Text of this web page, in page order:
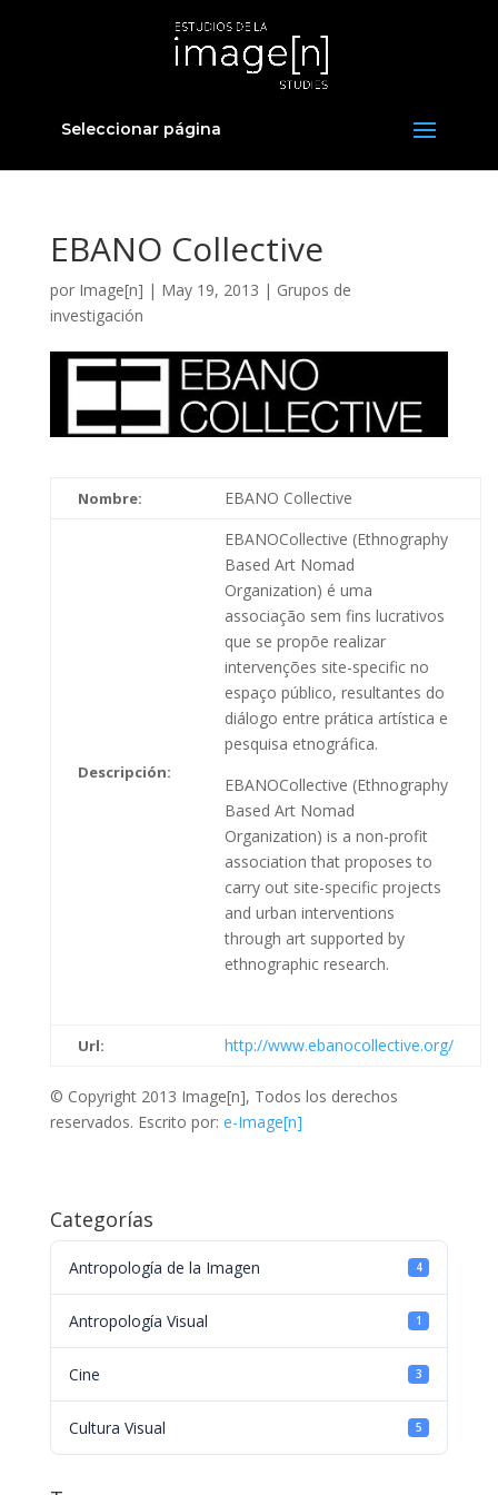
Seleccionar página
EBANO Collective​
por Image[n] | May 19, 2013 | Grupos de
investigación
Nombre: EBANO Collective
Descripción:
EBANOCollective (Ethnography
Based Art Nomad
Organization) é uma
associação sem fins lucrativos
que se propõe realizar
intervenções site-specific no
espaço público, resultantes do
diálogo entre prática artística e
pesquisa etnográfica.​
EBANOCollective (Ethnography
Based Art Nomad
Organization) is a non-profit
association that proposes to
carry out site-specific projects
and urban interventions
through art supported by
ethnographic research.
Url: http://www.ebanocollective.org/
© Copyright 2013 Image[n], Todos los derechos
reservados. Escrito por: e-Image[n]
Categorías
Antropología de la Imagen 4
Antropología Visual 1
Cine 3
Cultura Visual 5